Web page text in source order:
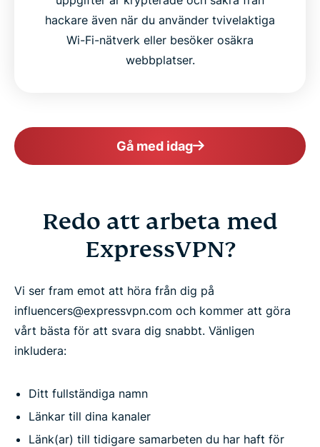
hackare även när du använder tvivelaktiga
Wi-Fi-nätverk eller besöker osäkra
webbplatser.
Gå med idag
Redo att arbeta med
ExpressVPN?
Vi ser fram emot att höra från dig på
influencers@expressvpn.com och kommer att göra
vårt bästa för att svara dig snabbt. Vänligen
inkludera:
Ditt fullständiga namn
Länkar till dina kanaler
Länk(ar) till tidigare samarbeten du har haft för